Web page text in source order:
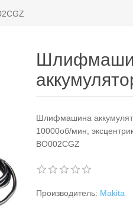
Шлифмашина
10000об/мин,
BO002CGZ
Производитель: Makita